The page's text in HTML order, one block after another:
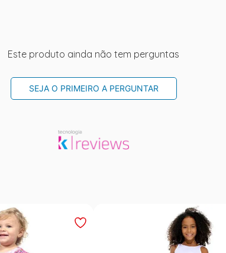
Este produto ainda não tem perguntas
SEJA O PRIMEIRO A PERGUNTAR